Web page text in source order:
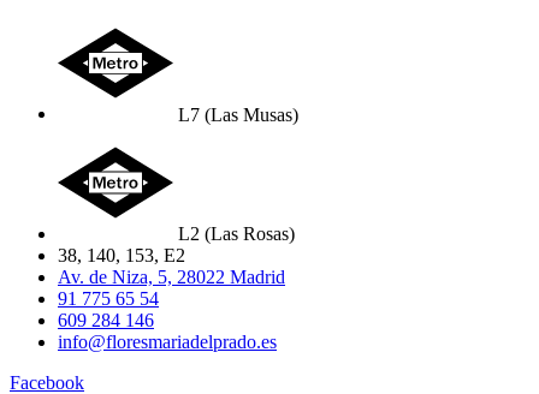
L7 (Las Musas)
L2 (Las Rosas)
38, 140, 153, E2
Av. de Niza, 5, 28022 Madrid
91 775 65 54
609 284 146
info@floresmariadelprado.es
Facebook